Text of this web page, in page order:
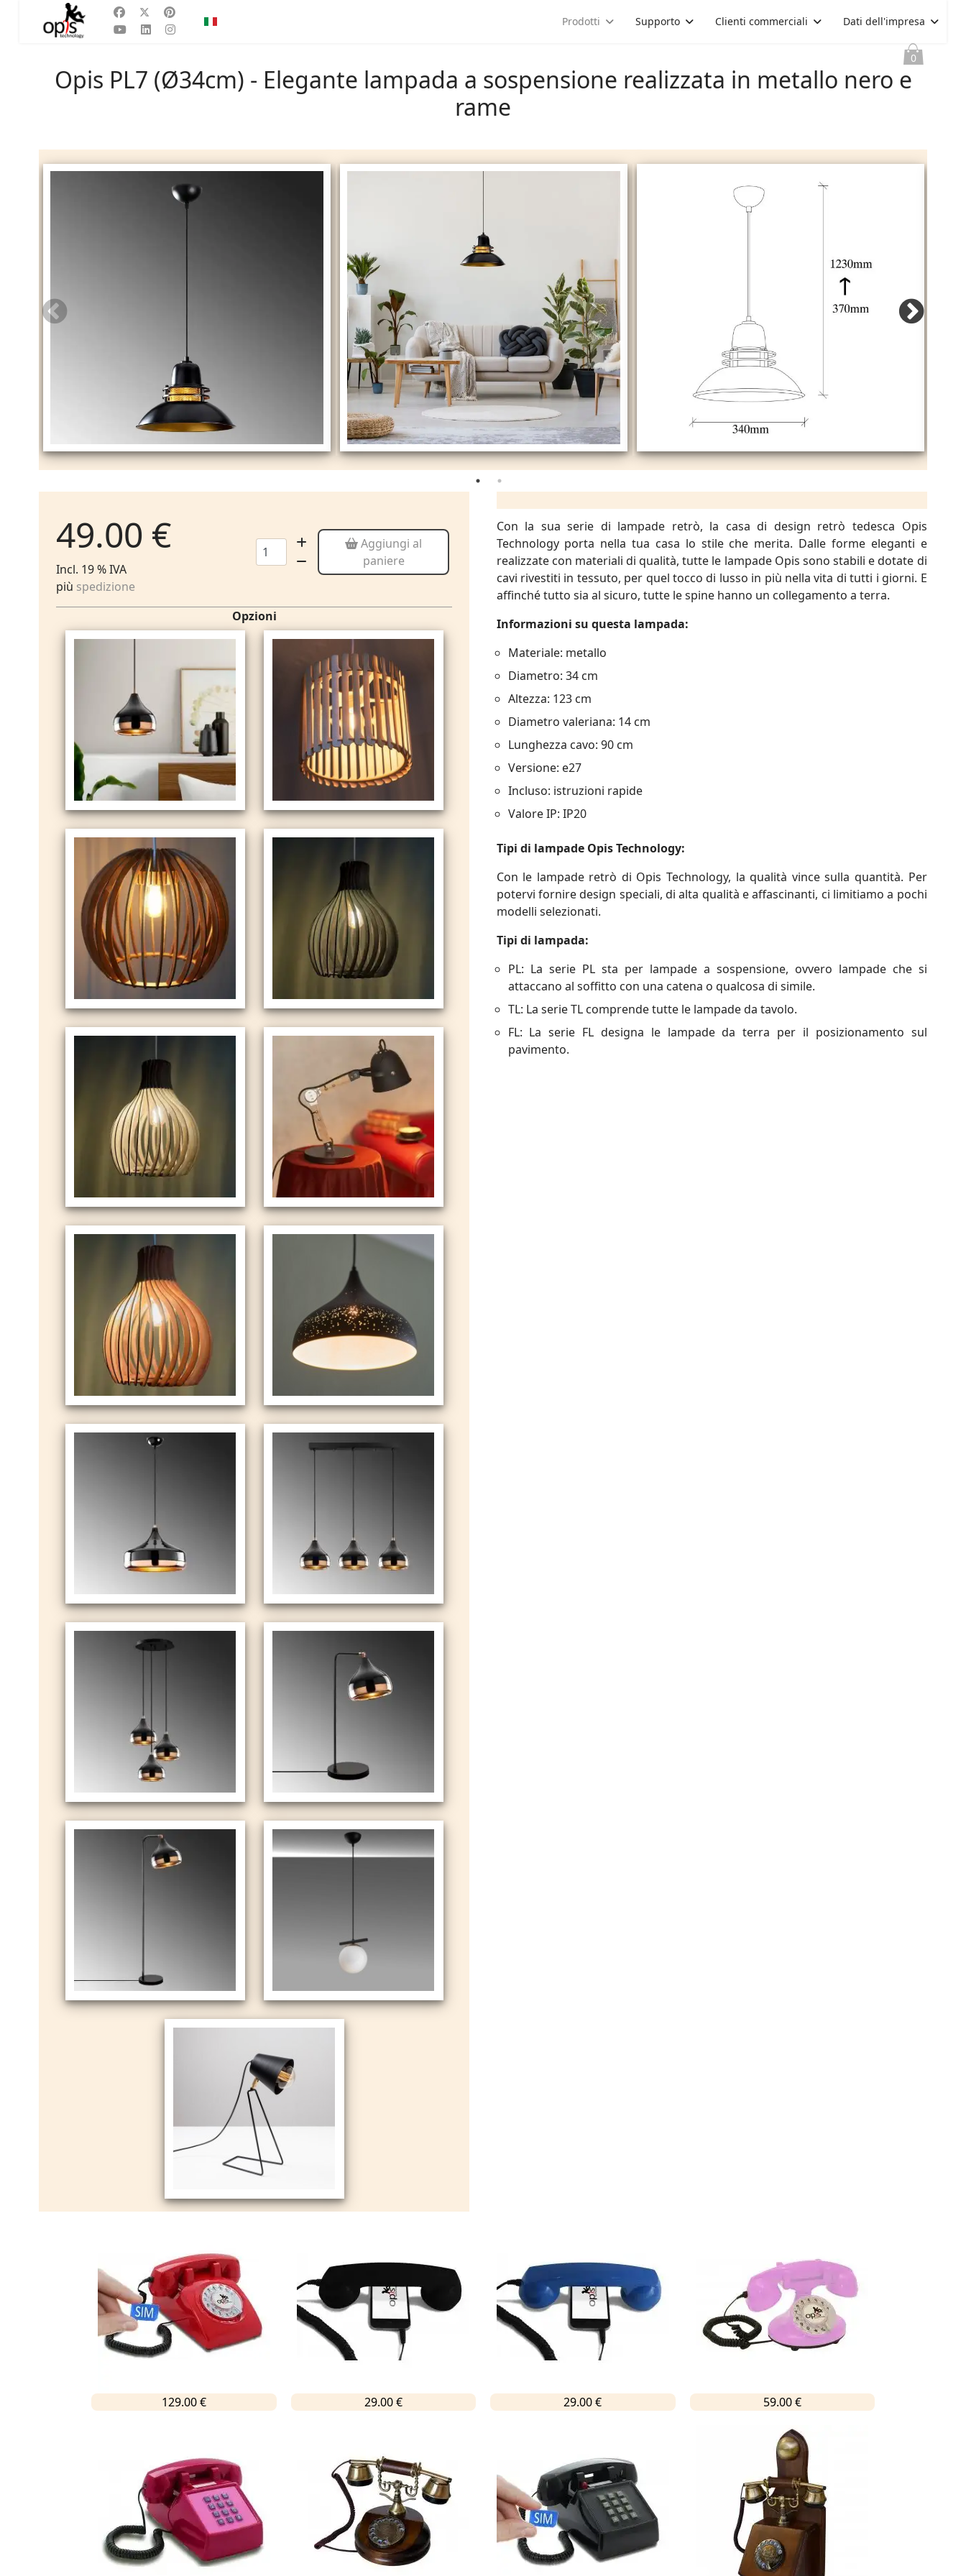
Seleziona la tua lingua
0
Prodotti Supporto Clienti commerciali Dati dell'impresa
Opis PL7 (Ø34cm) - Elegante lampada a sospensione realizzata in metallo nero e
rame
49.00 €
Incl. 19 % IVA
più spedizione
Aggiungi al
paniere
Opzioni
Con la sua serie di lampade retrò, la casa di design retrò tedesca Opis
Technology porta nella tua casa lo stile che merita. Dalle forme eleganti e
realizzate con materiali di qualità, tutte le lampade Opis sono stabili e dotate di
cavi rivestiti in tessuto, per quel tocco di lusso in più nella vita di tutti i giorni. E
affinché tutto sia al sicuro, tutte le spine hanno un collegamento a terra.
Informazioni su questa lampada:
Materiale: metallo
Diametro: 34 cm
Altezza: 123 cm
Diametro valeriana: 14 cm
Lunghezza cavo: 90 cm
Versione: e27
Incluso: istruzioni rapide
Valore IP: IP20
Tipi di lampade Opis Technology:
Con le lampade retrò di Opis Technology, la qualità vince sulla quantità. Per
potervi fornire design speciali, di alta qualità e affascinanti, ci limitiamo a pochi
modelli selezionati.
Tipi di lampada:
PL: La serie PL sta per lampade a sospensione, ovvero lampade che si
attaccano al soffitto con una catena o qualcosa di simile.
TL: La serie TL comprende tutte le lampade da tavolo.
FL: La serie FL designa le lampade da terra per il posizionamento sul
pavimento.
129.00 € 29.00 € 29.00 € 59.00 €